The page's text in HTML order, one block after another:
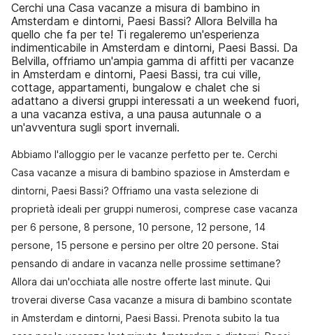
Cerchi una Casa vacanze a misura di bambino in
Amsterdam e dintorni, Paesi Bassi? Allora Belvilla ha
quello che fa per te! Ti regaleremo un'esperienza
indimenticabile in Amsterdam e dintorni, Paesi Bassi. Da
Belvilla, offriamo un'ampia gamma di affitti per vacanze
in Amsterdam e dintorni, Paesi Bassi, tra cui ville,
cottage, appartamenti, bungalow e chalet che si
adattano a diversi gruppi interessati a un weekend fuori,
a una vacanza estiva, a una pausa autunnale o a
un'avventura sugli sport invernali.
Abbiamo l'alloggio per le vacanze perfetto per te. Cerchi
Casa vacanze a misura di bambino spaziose in Amsterdam e
dintorni, Paesi Bassi? Offriamo una vasta selezione di
proprietà ideali per gruppi numerosi, comprese case vacanza
per 6 persone, 8 persone, 10 persone, 12 persone, 14
persone, 15 persone e persino per oltre 20 persone. Stai
pensando di andare in vacanza nelle prossime settimane?
Allora dai un'occhiata alle nostre offerte last minute. Qui
troverai diverse Casa vacanze a misura di bambino scontate
in Amsterdam e dintorni, Paesi Bassi. Prenota subito la tua